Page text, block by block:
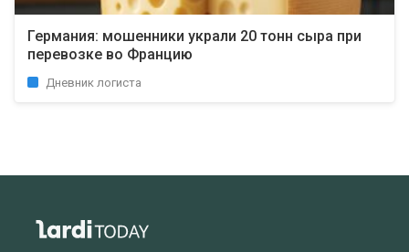
Германия: мошенники украли 20 тонн сыра при
перевозке во Францию
Дневник логиста